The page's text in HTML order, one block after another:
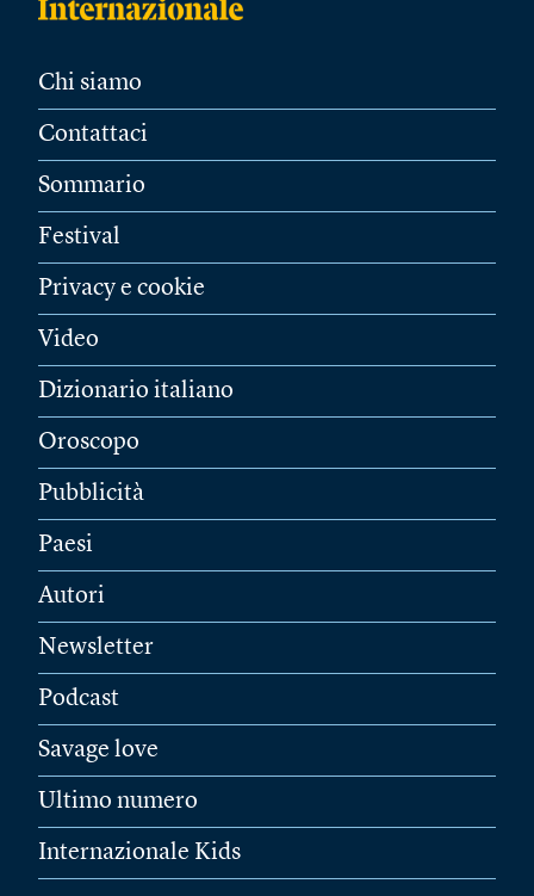
Chi siamo
Contattaci
Sommario
Festival
Privacy e cookie
Video
Dizionario italiano
Oroscopo
Pubblicità
Paesi
Autori
Newsletter
Podcast
Savage love
Ultimo numero
Internazionale Kids